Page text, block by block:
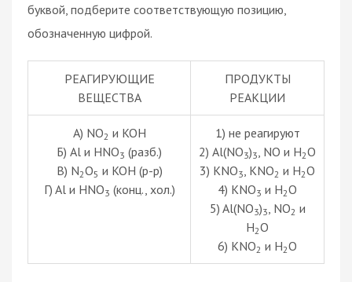
буквой, подберите соответствующую позицию,
обозначенную цифрой.
РЕАГИРУЮЩИЕ
ВЕЩЕСТВА
ПРОДУКТЫ
РЕАКЦИИ
А) NO2 и KOH
Б) Al и HNO3 (разб.)
В) N2O5 и KOH (p-p)
Г) Al и HNO3 (конц., хол.)
1) не реагируют
2) Al(NO3)3 , NO и H2O
3) KNO3 , KNO2 и H2O
4) KNO3 и H2O
5) Al(NO3)3 , NO2 и
H2O
6) KNO2 и H2O